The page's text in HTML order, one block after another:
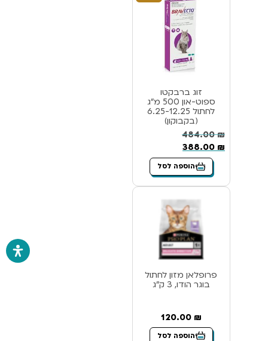
זוג ברבקטו
ספוט-און 500 מ”ג
לחתול 6.25-12.25
(בקבוקון)
484.00₪
388.00 ₪
הוספה לסל
פרופלאן מזון לחתול
בוגר הודו, 3 ק”ג
120.00 ₪
הוספה לסל